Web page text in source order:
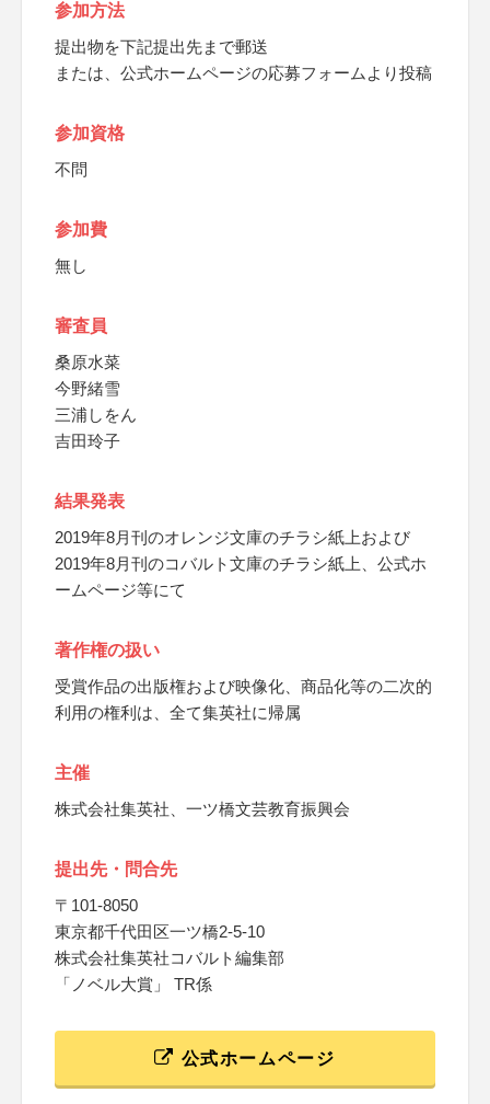
参加方法
提出物を下記提出先まで郵送
または、公式ホームページの応募フォームより投稿
参加資格
不問
参加費
無し
審査員
桑原水菜
今野緒雪
三浦しをん
吉田玲子
結果発表
2019年8月刊のオレンジ文庫のチラシ紙上および
2019年8月刊のコバルト文庫のチラシ紙上、公式ホ
ームページ等にて
著作権の扱い
受賞作品の出版権および映像化、商品化等の二次的
利用の権利は、全て集英社に帰属
主催
株式会社集英社、一ツ橋文芸教育振興会
提出先・問合先
〒101-8050
東京都千代田区一ツ橋2-5-10
株式会社集英社コバルト編集部
「ノベル大賞」 TR係
公式ホームページ